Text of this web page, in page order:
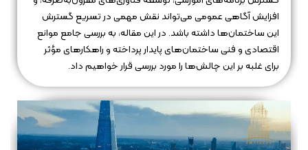
افزایش آگاهی عمومی می‌تواند نقش مهمی در تسریع گسترش
این ساختمان‌ها داشته باشد. در این مقاله، به بررسی جامع موانع
اقتصادی و فنی ساختمان‌های پایدار پرداخته و راهکارهای مؤثر
برای غلبه بر این چالش‌ها را مورد بررسی قرار خواهیم داد.